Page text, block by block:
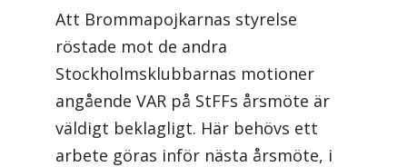
Att Brommapojkarnas styrelse
röstade mot de andra
Stockholmsklubbarnas motioner
angående VAR på StFFs årsmöte är
väldigt beklagligt. Här behövs ett
arbete göras inför nästa årsmöte, i